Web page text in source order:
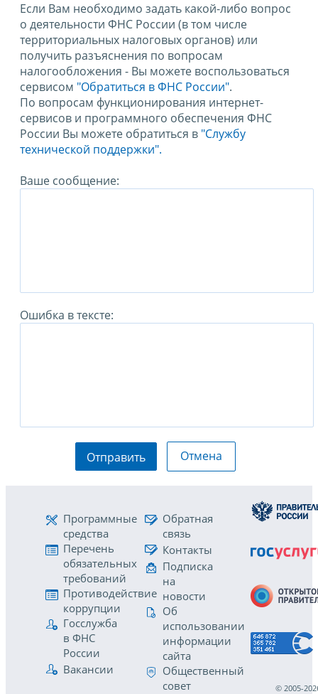
Если Вам необходимо задать какой-либо вопрос
о деятельности ФНС России (в том числе
территориальных налоговых органов) или
получить разъяснения по вопросам
налогообложения - Вы можете воспользоваться
сервисом "Обратиться в ФНС России".
По вопросам функционирования интернет-
сервисов и программного обеспечения ФНС
России Вы можете обратиться в "Службу
технической поддержки".
Ваше сообщение:
Ошибка в тексте:
Отправить Отмена
Программные
средства
Перечень
обязательных
требований
Противодействие
коррупции
Госслужба
в ФНС
России
Вакансии
Обратная
связь
Контакты
Подписка
на
новости
Об
использовании
информации
сайта
Общественный
совет
© 2005-